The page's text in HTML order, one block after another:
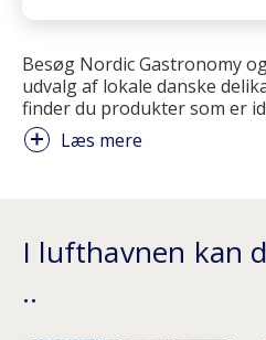
Besøg Nordic Gastronomy
udvalg af lokale danske
finder du produkter som er
Læs mere
I lufthavnen kan
..